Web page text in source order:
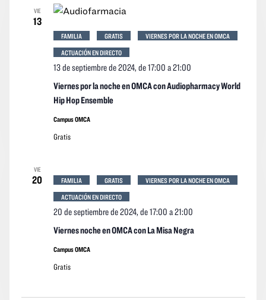
VIE
13
Viernes por la noche en OMCA con Audiopharmacy World
Hip Hop Ensemble
13 de septiembre de 2024, de 17:00 a21:00
FAMILIA GRATIS
VIERNES POR LA NOCHE EN OMCA
ACTUACIÓN EN DIRECTO
Campus OMCA
Gratis
VIE
20
Viernes noche en OMCA con La Misa Negra
20 de septiembre de 2024, de 17:00 a21:00
FAMILIA GRATIS
VIERNES POR LA NOCHE EN OMCA
ACTUACIÓN EN DIRECTO
Campus OMCA
Gratis